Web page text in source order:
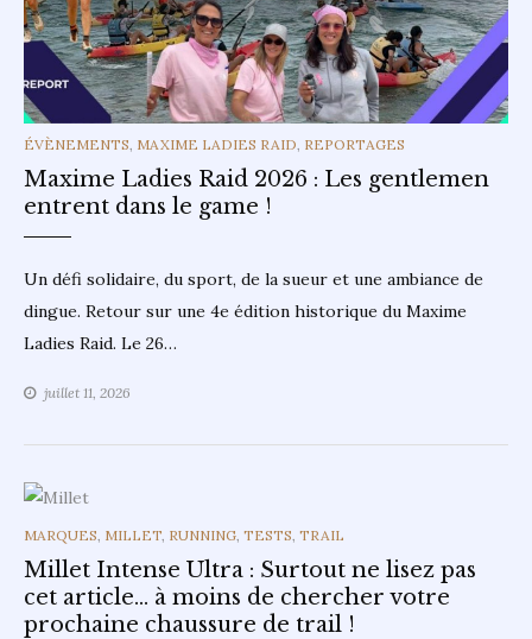
CATEGORIES
ÉVÈNEMENTS MAXIME LADIES RAID REPORTAGES
Maxime Ladies Raid 2026 : Les gentlemen
entrent dans le game !
Un défi solidaire, du sport, de la sueur et une ambiance de
dingue. Retour sur une 4e édition historique du Maxime
Ladies Raid. Le 26…
juillet 11, 2026
CATEGORIES
MARQUES MILLET RUNNING TESTS TRAIL
Millet Intense Ultra : Surtout ne lisez pas
cet article… à moins de chercher votre
prochaine chaussure de trail !